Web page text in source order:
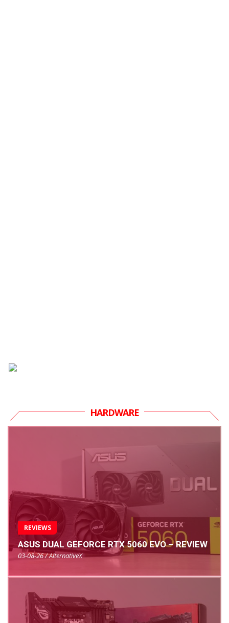
HARDWARE
REVIEWS
ASUS DUAL GEFORCE RTX 5060 EVO – REVIEW
03-08-26 / AlternativeX